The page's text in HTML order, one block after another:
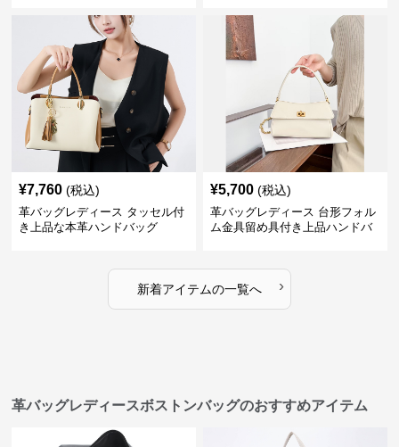
¥7,760 (税込)
革バッグレディース タッセル付
き上品な本革ハンドバッグ
¥5,700 (税込)
革バッグレディース 台形フォル
ム金具留め具付き上品ハンドバ
新着アイテムの一覧へ ›
革バッグレディースボストンバッグのおすすめアイテム